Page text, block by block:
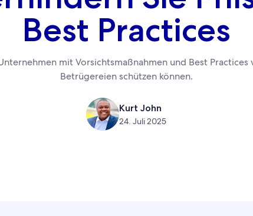
Best Practices
mit Vorsichtsmaßnahmen und Best
Betrügereien schützen können.
Kurt John
24. Juli 2025